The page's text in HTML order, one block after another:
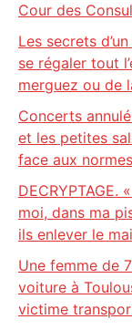
Cour des
Les secrets
se régaler tout
merguez ou de
Concerts
et les petites
face aux
DECRYPTAGE.
moi, dans ma
ils enlever le
Une femme de
voiture à
victime